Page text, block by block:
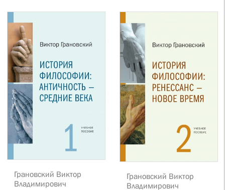
Грановский Виктор
Владимирович
Грановский Виктор
Владимирович